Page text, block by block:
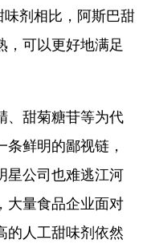
味剂相比，阿斯巴甜
，可以更好地满足
甜菊糖苷等为代
鲜明的鄙视链，
星公司也难逃江河
大量食品企业面对
的人工甜味剂依然